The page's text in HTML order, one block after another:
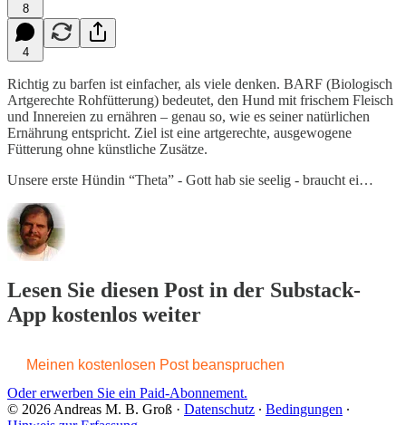
8
4
Richtig zu barfen ist einfacher, als viele denken. BARF (Biologisch
Artgerechte Rohfütterung) bedeutet, den Hund mit frischem Fleisch
und Innereien zu ernähren – genau so, wie es seiner natürlichen
Ernährung entspricht. Ziel ist eine artgerechte, ausgewogene
Fütterung ohne künstliche Zusätze.
Unsere erste Hündin “Theta” - Gott hab sie seelig - braucht ei…
Lesen Sie diesen Post in der Substack-
App kostenlos weiter
Meinen kostenlosen Post beanspruchen
Oder erwerben Sie ein Paid-Abonnement.
© 2026 Andreas M. B. Groß · Datenschutz ∙ Bedingungen ∙